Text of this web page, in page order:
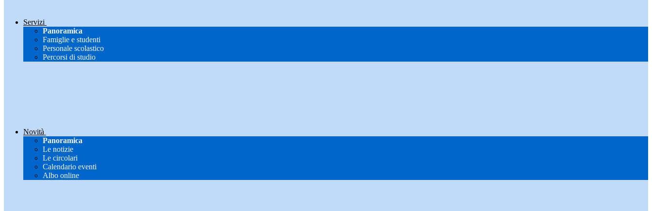
Servizi
Panoramica
Famiglie e studenti
Personale scolastico
Percorsi di studio
Novità
Panoramica
Le notizie
Le circolari
Calendario eventi
Albo online